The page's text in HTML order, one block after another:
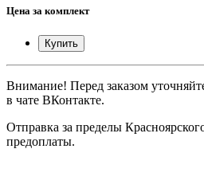
Цена за комплект
Купить
Внимание! Перед заказом
в чате ВКонтакте.
Отправка за пределы
предоплаты.